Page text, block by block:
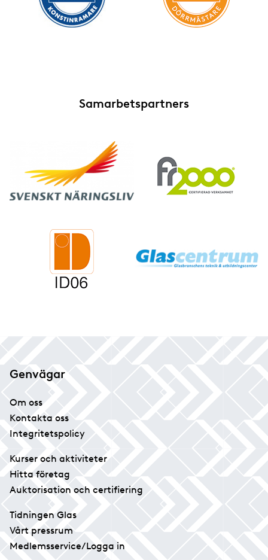
Samarbetspartners
Genvägar
Om oss
Kontakta oss
Integritetspolicy
Kurser och aktiviteter
Hitta företag
Auktorisation och certifiering
Tidningen Glas
Vårt pressrum
Medlemsservice/Logga in